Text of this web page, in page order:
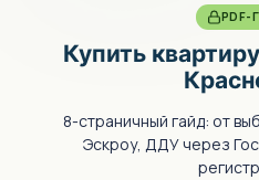
PDF-
Купить квартиру
8-страничный гайд: от
Эскроу, ДДУ через